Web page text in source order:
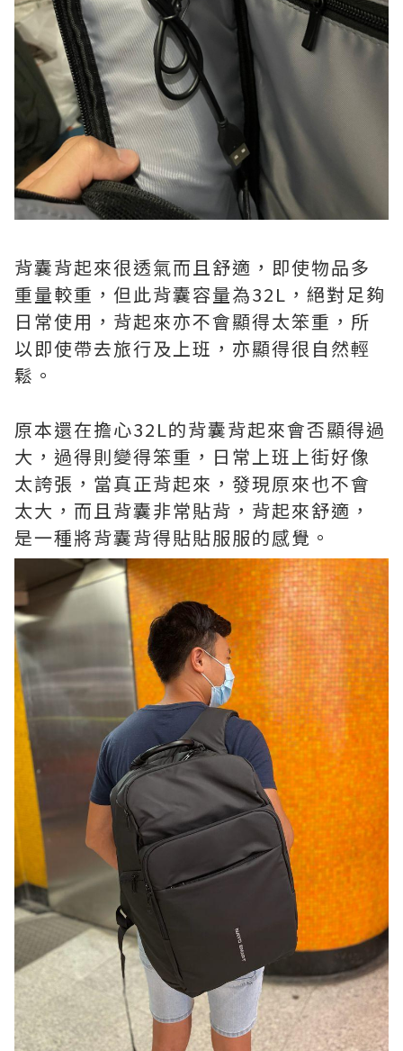
背囊背起來很透氣而且舒適，即使物品多
重量較重，但此背囊容量為32L，絕對足夠
日常使用，背起來亦不會顯得太笨重，所
以即使帶去旅行及上班，亦顯得很自然輕
鬆。
原本還在擔心32L的背囊背起來會否顯得過
大，過得則變得笨重，日常上班上街好像
太誇張，當真正背起來，發現原來也不會
太大，而且背囊非常貼背，背起來舒適，
是一種將背囊背得貼貼服服的感覺。